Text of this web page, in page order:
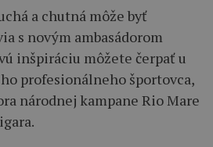
a chutná môže byť
s novým ambasádorom
inšpiráciu môžete čerpať u
profesionálneho športovca,
národnej kampane Rio Mare